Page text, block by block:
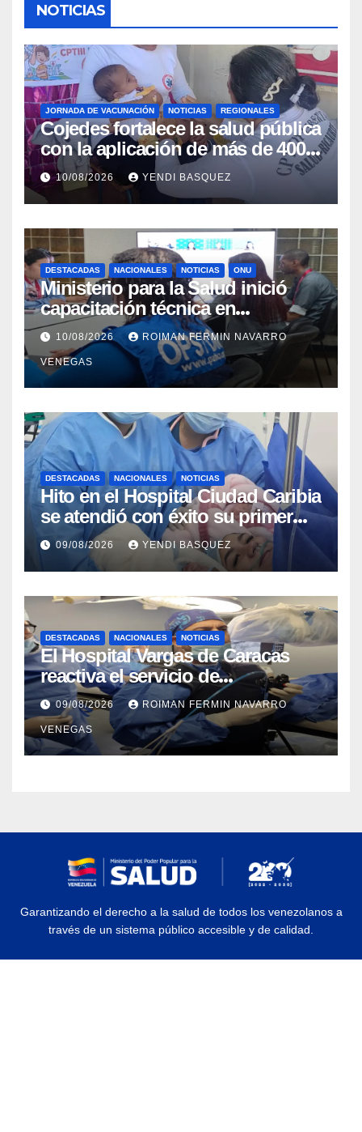
NOTICIAS
JORNADA DE VACUNACIÓN NOTICIAS REGIONALES
Cojedes fortalece la salud pública
con la aplicación de más de 400
dosis en la «Fiesta de
Inmunización»
10/08/2026 YENDI BASQUEZ
DESTACADAS NACIONALES NOTICIAS ONU
Ministerio para la Salud inició
capacitación técnica en
Inteligencia Epidémica junto a la
Organización Panamericana de la
Salud
10/08/2026 ROIMAN FERMIN NAVARRO
VENEGAS
DESTACADAS NACIONALES NOTICIAS
Hito en el Hospital Ciudad Caribia
se atendió con éxito su primer
parto gemelar
09/08/2026 YENDI BASQUEZ
DESTACADAS NACIONALES NOTICIAS
El Hospital Vargas de Caracas
reactiva el servicio de
Colangiopancreatografía
Retrógrada Endoscópica para
beneficiar a cientos de pacientes
09/08/2026 ROIMAN FERMIN NAVARRO
VENEGAS
Garantizando el derecho a la salud de todos los venezolanos a
través de un sistema público accesible y de calidad.